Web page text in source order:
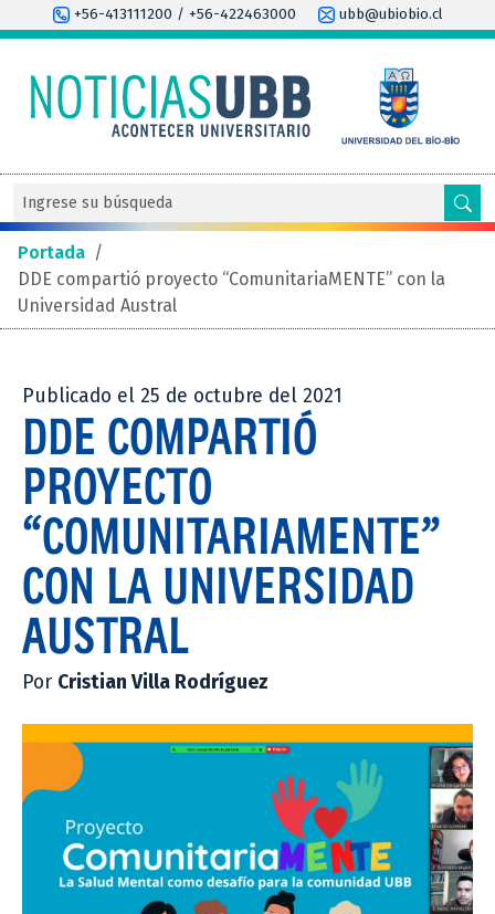
+56-413111200 / +56-422463000 ubb@ubiobio.cl
Portada /
DDE compartió proyecto “ComunitariaMENTE” con la
Universidad Austral
Publicado el 25 de octubre del 2021
DDE COMPARTIÓ
PROYECTO
“COMUNITARIAMENTE”
CON LA UNIVERSIDAD
AUSTRAL
Por Cristian Villa Rodríguez